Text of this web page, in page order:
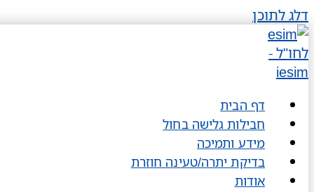
דלג לתוכן
דף הבית
חבילות גלישה בחול
מידע ותמיכה
בדיקת יתרה/טעינה חוזרת
אודות